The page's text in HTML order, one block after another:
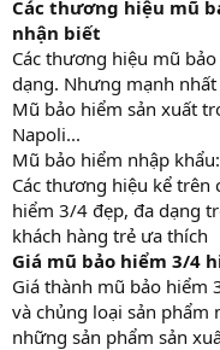
Các thương hiệu mũ
nhận biết
Các thương hiệu mũ
dạng. Nhưng mạnh
Mũ bảo hiểm sản xuất
Napoli...
Mũ bảo hiểm nhập khẩu:
Các thương hiệu kể
hiểm 3/4 đẹp, đa dạng
khách hàng trẻ ưa thích
Giá mũ bảo hiểm 3/4
Giá thành mũ bảo hiểm
và chủng loại sản phẩm
những sản phẩm sản